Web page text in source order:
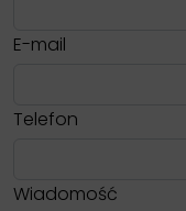
E-mail
Telefon
Wiadomość